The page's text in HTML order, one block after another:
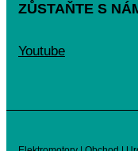
ZŮSTAŇTE S
Youtube